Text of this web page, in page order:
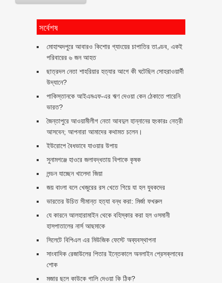
সর্বেশষ
মোহাম্মদপুরে আবারও কিশোর গ্যাংয়ের চাপাতির তাণ্ডব, একই
পরিবারের ৬ জন আহত
ছাত্রদল নেতা শাহরিয়ার হত্যার আগে কী ঘটেছিল সোহরাওয়ার্দী
উদ্যানে?
পাকিস্তানকে আইএমএফ-এর ঋণ দেওয়া কেন ঠেকাতে পারেনি
ভারত?
জৈন্তাপুরে আওয়ামীলীগ নেতা আবদুল হান্নানের হুংকারঃ নেত্রী
আসবেন; আপনারা আমাদের কথামত চলেন।
ইউরোপে বৈধভাবে যাওয়ার উপায়
সুনামগঞ্জে হাওরে জলাবদ্ধতায় বিপাকে কৃষক
লন্ডন যাচ্ছেন খালেদা জিয়া
জয় বাংলা বলে খেজুরের রস খেতে গিয়ে যা হল যুবকদের
ভারতের উচিত সীমান্ত হত্যা বন্ধ করা: মির্জা ফখরুল
যে কারনে আলহারামাইন থেকে বহিস্কার করা হল ওসমানী
হাসপাতালের নার্স আছমাকে
সিলেটে বিপিএল এর মিউজিক ফেস্টে অব্যবস্থাপনা
সাংবাদিক রেজাউলের পিতার ইন্তেকালে অনলাইন প্রেসক্লাবের
শোক
মজার ছলে কাউকে গালি দেওয়া কি ঠিক?